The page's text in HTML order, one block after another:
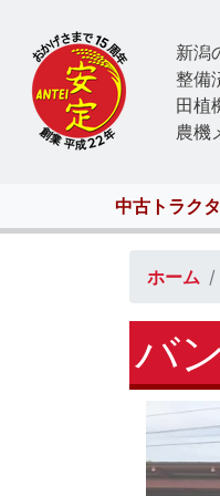
新潟
整備
田植
農機
Main
中古トラク
ホーム
バ